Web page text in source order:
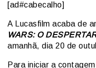
[ad#cabecalho]
A Lucasfilm acaba de
WARS: O
amanhã, dia 20 de
Para iniciar a